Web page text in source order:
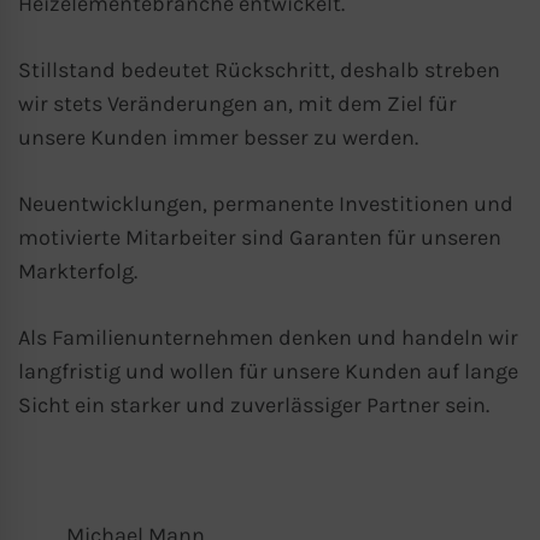
Stillstand bedeutet Rückschritt, deshalb streben
wir stets Veränderungen an, mit dem Ziel für
unsere Kunden immer besser zu werden.
Neuentwicklungen, permanente Investitionen und
motivierte Mitarbeiter sind Garanten für unseren
Markterfolg.
Als Familienunternehmen denken und handeln wir
langfristig und wollen für unsere Kunden auf lange
Sicht ein starker und zuverlässiger Partner sein.
Cookies werden nur gesetzt, wenn Sie
ihrer Verwendung zustimmen (z. B. für
Google Maps).
Über die Auswahl bestimmter Cookies in
den Akkordeon-Elementen können Sie
wählen, ob Sie “nur wesentliche Cookies”,
“individuelle Cookie-Einstellungen
speichern“ möchten.
nachträglich über die Schaltfläche